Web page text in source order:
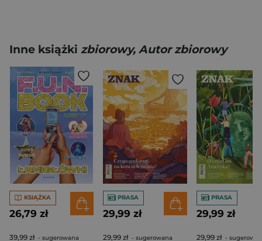
Inne książki zbiorowy, Autor zbiorowy
KSIĄŻKA
26,79 zł
39,99 zł - sugerowana
PRASA
29,99 zł
29,99 zł - sugerowana
PRASA
29,99 zł
29,99 zł -